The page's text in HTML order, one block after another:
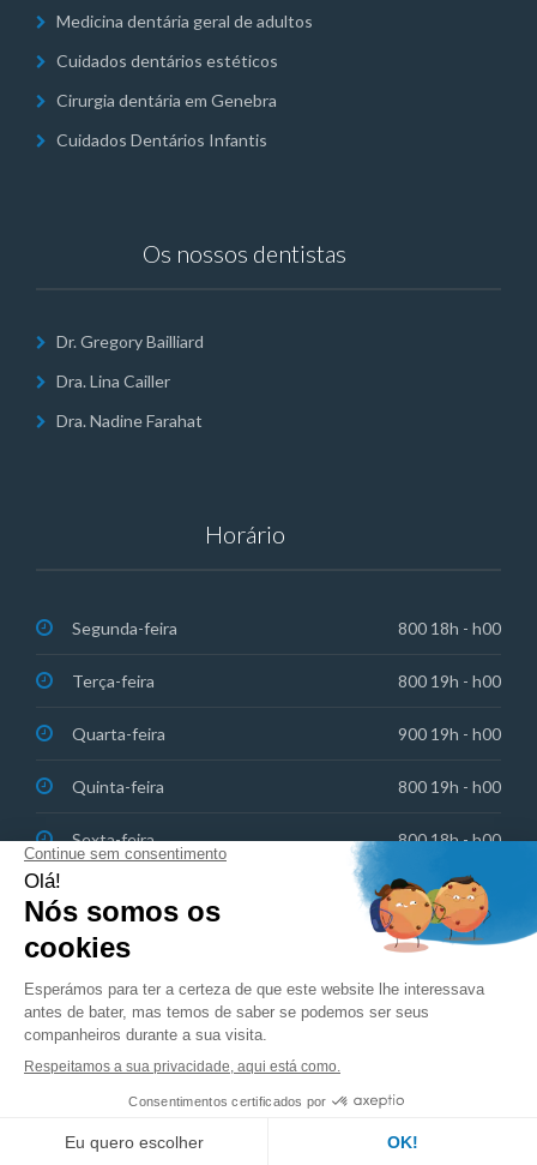
Medicina dentária geral de adultos
Cuidados dentários estéticos
Cirurgia dentária em Genebra
Cuidados Dentários Infantis
Os nossos dentistas
Dr. Gregory Bailliard
Dra. Lina Cailler
Dra. Nadine Farahat
Horário
Segunda-feira 800 18h - h00
Terça-feira 800 19h - h00
Quarta-feira 900 19h - h00
Quinta-feira 800 19h - h00
Sexta-feira 800 18h - h00
830 13h - h00
Direitos de autor © 2023 Centre Dentaire Champel
Português